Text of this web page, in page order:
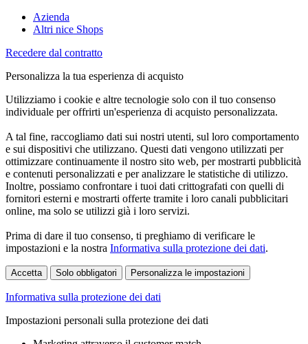
Azienda
Altri nice Shops
Recedere dal contratto
Personalizza la tua esperienza di acquisto
Utilizziamo i cookie e altre tecnologie solo con il tuo consenso
individuale per offrirti un'esperienza di acquisto personalizzata.
A tal fine, raccogliamo dati sui nostri utenti, sul loro comportamento
e sui dispositivi che utilizzano. Questi dati vengono utilizzati per
ottimizzare continuamente il nostro sito web, per mostrarti pubblicità
e contenuti personalizzati e per analizzare le statistiche di utilizzo.
Inoltre, possiamo confrontare i tuoi dati crittografati con quelli di
fornitori esterni e mostrarti offerte tramite i loro canali pubblicitari
online, ma solo se utilizzi già i loro servizi.
Prima di dare il tuo consenso, ti preghiamo di verificare le
impostazioni e la nostra Informativa sulla protezione dei dati.
Accetta Solo obbligatori Personalizza le impostazioni
Informativa sulla protezione dei dati
Impostazioni personali sulla protezione dei dati